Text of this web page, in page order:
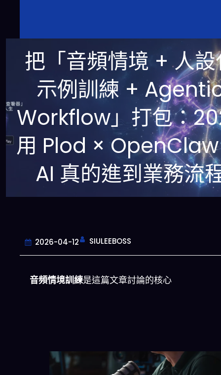
把「音頻情境 + 人
示例訓練 +
Workflow」打包：
用 Plod ×
AI 真的進到業務流
2026-04-12 SIULEEBOSS
音頻情境訓練是這篇文章討論的核心